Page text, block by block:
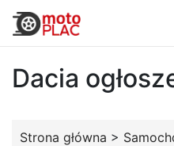
Dacia
Strona główna >